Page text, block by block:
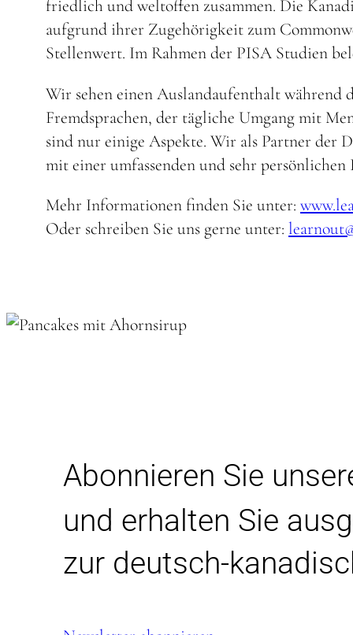
friedlich und weltoffen zusammen. Die
aufgrund ihrer Zugehörigkeit zum
Stellenwert. Im Rahmen der PISA Studien
Wir sehen einen Auslandaufenthalt während
Fremdsprachen, der tägliche Umgang mit
sind nur einige Aspekte. Wir als Partner der
mit einer umfassenden und sehr
Mehr Informationen finden Sie unter:
Oder schreiben Sie uns gerne unter:
Abonnieren Sie
und erhalten Sie
zur deutsch-